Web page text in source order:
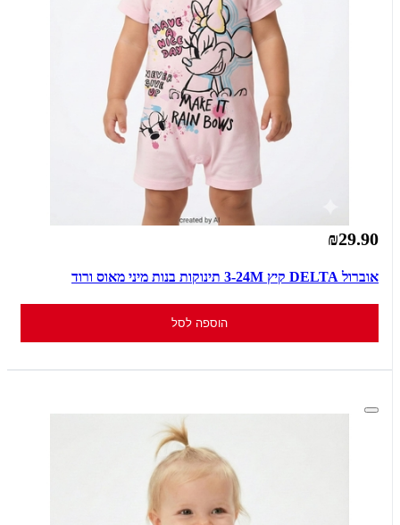
₪29.90
אוברול DELTA קיץ 3-24M תינוקות בנות מיני מאוס ורוד
הוספה לסל